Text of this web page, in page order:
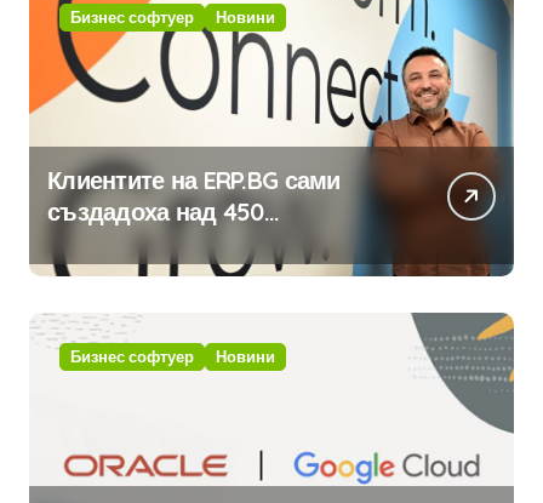
Бизнес софтуер Новини
Клиентите на ERP.BG сами
създадоха над 450
приложения за ERP системата
с помощта на вградения в нея
изкуствен интелект
Бизнес софтуер Новини